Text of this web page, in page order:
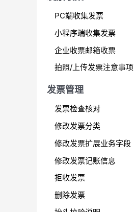
PC端收集发票
小程序端收集发票
企业收票邮箱收票
拍照/上传发票注意事项
发票管理
发票检查核对
修改发票分类
修改发票扩展业务字段
修改发票记账信息
拒收发票
删除发票